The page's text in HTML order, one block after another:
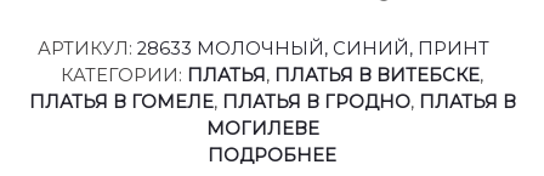
АРТИКУЛ: 28633 МОЛОЧНЫЙ, СИНИЙ, ПРИНТ
КАТЕГОРИИ: ПЛАТЬЯ, ПЛАТЬЯ В ВИТЕБСКЕ,
ПЛАТЬЯ В ГОМЕЛЕ, ПЛАТЬЯ В ГРОДНО, ПЛАТЬЯ В
МОГИЛЕВЕ
ПОДРОБНЕЕ